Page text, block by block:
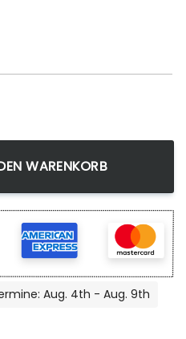
Menge
WARENKORB
Aug. 4th - Aug. 9th